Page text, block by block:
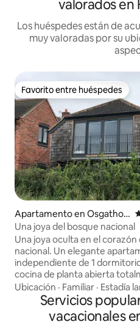
valorados
Los huéspedes están de
muy valoradas por su
Favorito entre huéspedes
Favorito entre huéspedes
Apartamento en Osgathor
pe
Una joya del bosque nacional
Una joya oculta en el corazón
nacional. Un elegante apartamento
independiente de 1
cocina de planta abierta
equipada, máquina de té/
nespresso, secador de pelo, 2
televisores, tabla de planchar y plancha.
Esta es una gran escala para
Ubicación · Familiar · Estadía
Servicios
vacacionales